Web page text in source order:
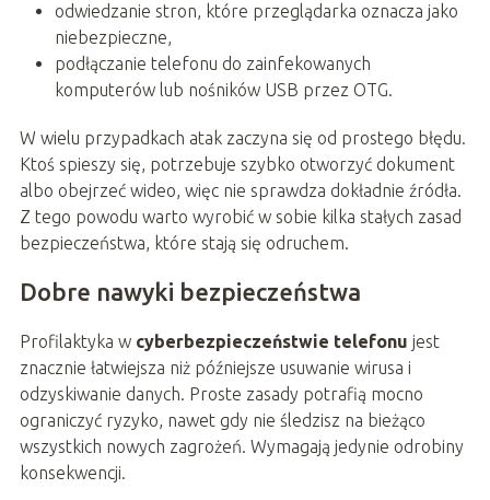
odwiedzanie stron, które przeglądarka oznacza jako
niebezpieczne,
podłączanie telefonu do zainfekowanych
komputerów lub nośników USB przez OTG.
W wielu przypadkach atak zaczyna się od prostego błędu.
Ktoś spieszy się, potrzebuje szybko otworzyć dokument
albo obejrzeć wideo, więc nie sprawdza dokładnie źródła.
Z tego powodu warto wyrobić w sobie kilka stałych zasad
bezpieczeństwa, które stają się odruchem.
Dobre nawyki bezpieczeństwa
Profilaktyka w cyberbezpieczeństwie telefonu jest
znacznie łatwiejsza niż późniejsze usuwanie wirusa i
odzyskiwanie danych. Proste zasady potrafią mocno
ograniczyć ryzyko, nawet gdy nie śledzisz na bieżąco
wszystkich nowych zagrożeń. Wymagają jedynie odrobiny
konsekwencji.